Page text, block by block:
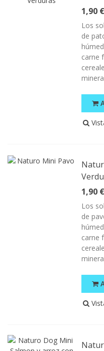
1,90 €
Los
de
carne
1,90 €
Los
de
carne